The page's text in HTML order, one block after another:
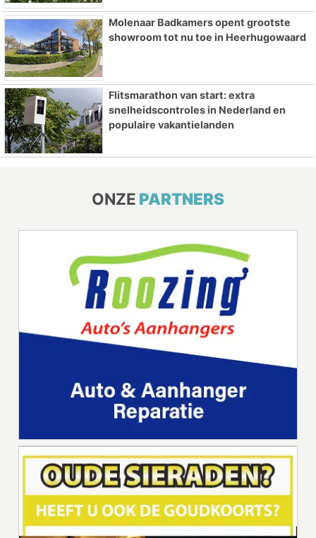
Molenaar Badkamers opent grootste
showroom tot nu toe in Heerhugowaard
Flitsmarathon van start: extra
snelheidscontroles in Nederland en
populaire vakantielanden
ONZE PARTNERS